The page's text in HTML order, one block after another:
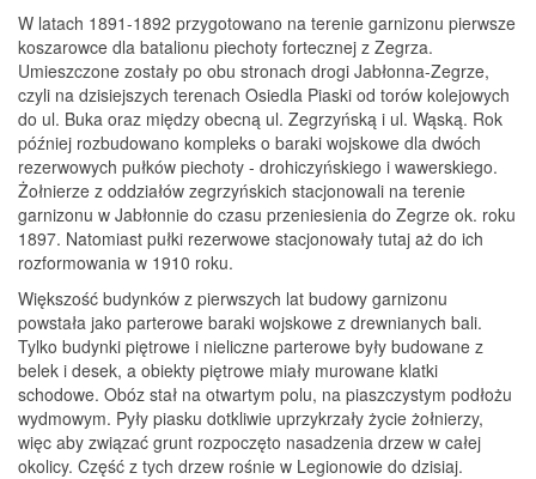
W latach 1891-1892 przygotowano na terenie garnizonu pierwsze
koszarowce dla batalionu piechoty fortecznej z Zegrza.
Umieszczone zostały po obu stronach drogi Jabłonna-Zegrze,
czyli na dzisiejszych terenach Osiedla Piaski od torów kolejowych
do ul. Buka oraz między obecną ul. Zegrzyńską i ul. Wąską. Rok
później rozbudowano kompleks o baraki wojskowe dla dwóch
rezerwowych pułków piechoty - drohiczyńskiego i wawerskiego.
Żołnierze z oddziałów zegrzyńskich stacjonowali na terenie
garnizonu w Jabłonnie do czasu przeniesienia do Zegrze ok. roku
1897. Natomiast pułki rezerwowe stacjonowały tutaj aż do ich
rozformowania w 1910 roku.
Większość budynków z pierwszych lat budowy garnizonu
powstała jako parterowe baraki wojskowe z drewnianych bali.
Tylko budynki piętrowe i nieliczne parterowe były budowane z
belek i desek, a obiekty piętrowe miały murowane klatki
schodowe. Obóz stał na otwartym polu, na piaszczystym podłożu
wydmowym. Pyły piasku dotkliwie uprzykrzały życie żołnierzy,
więc aby związać grunt rozpoczęto nasadzenia drzew w całej
okolicy. Część z tych drzew rośnie w Legionowie do dzisiaj.